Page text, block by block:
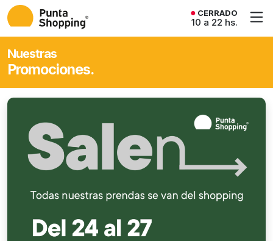
CERRADO
10 a 22 hs.
Nuestras
Promociones.